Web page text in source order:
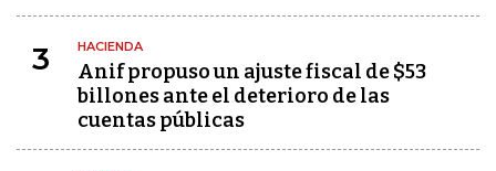
3 HACIENDA
Anif propuso un ajuste fiscal de $53
billones ante el deterioro de las
cuentas públicas